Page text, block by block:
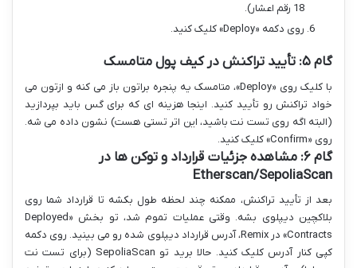
18 رقم اعشار).
روی دکمه «Deploy» کلیک کنید.
گام ۵: تأیید تراکنش در کیف پول متامسک
با کلیک روی «Deploy»، متامسک یه پنجره براتون باز می کنه و ازتون می
خواد تراکنش رو تأیید کنید. اینجا هزینه ای که برای گس باید بپردازید
(البته اگه روی تست نت باشید، این اتر تستی هست) نشون داده می شه.
روی «Confirm» کلیک کنید.
گام ۶: مشاهده جزئیات قرارداد و توکن ها در
Etherscan/SepoliaScan
بعد از تأیید تراکنش، ممکنه چند لحظه طول بکشه تا قرارداد شما روی
بلاکچین دیپلوی بشه. وقتی عملیات تموم شد، تو بخش «Deployed
Contracts» در Remix، آدرس قرارداد دیپلوی شده رو می بینید. روی دکمه
کپی کنار آدرس کلیک کنید. حالا برید تو SepoliaScan (برای تست نت